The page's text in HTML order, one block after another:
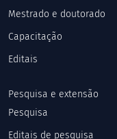
Mestrado e doutorado
Capacitação
Editais
Pesquisa e extensão
Pesquisa
Editais de pesquisa